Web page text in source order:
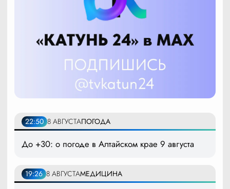
22:50 8 АВГУСТАПОГОДА
До +30: о погоде в Алтайском крае 9 августа
19:26 8 АВГУСТАМЕДИЦИНА